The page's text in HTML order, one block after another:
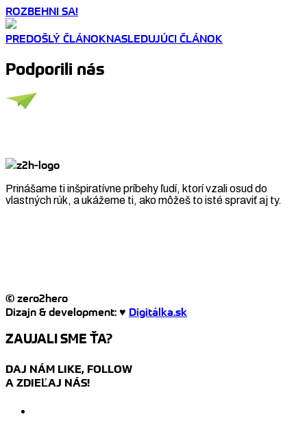
ROZBEHNI SA!
PREDOŠLÝ ČLÁNOKNASLEDUJÚCI ČLÁNOK
Podporili nás
Prinášame ti inšpiratívne príbehy ľudí, ktorí vzali osud do
vlastných rúk, a ukážeme ti, ako môžeš to isté spraviť aj ty.
© zero2hero
Dizajn & development: ♥ Digitálka.sk
ZAUJALI SME ŤA?
DAJ NÁM LIKE, FOLLOW
A ZDIEĽAJ NÁS!